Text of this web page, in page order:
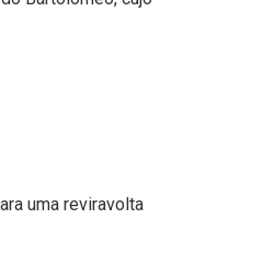
uma reviravolta